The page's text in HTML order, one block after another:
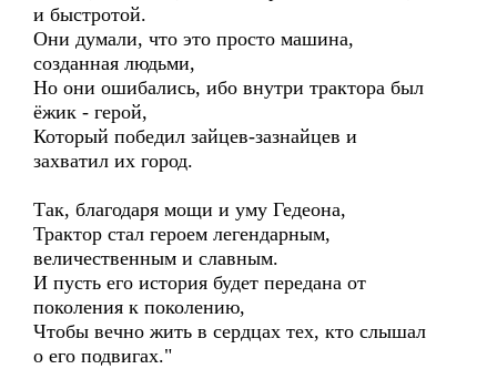
и быстротой.
Они думали, что это просто машина,
созданная людьми,
Но они ошибались, ибо внутри трактора был
ёжик - герой,
Который победил зайцев-зазнайцев и
захватил их город.
Так, благодаря мощи и уму Гедеона,
Трактор стал героем легендарным,
величественным и славным.
И пусть его история будет передана от
поколения к поколению,
Чтобы вечно жить в сердцах тех, кто слышал
о его подвигах."